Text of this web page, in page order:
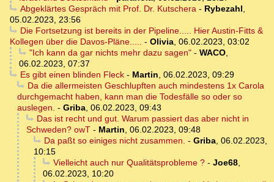
Abgeklärtes Gespräch mit Prof. Dr. Kutschera- Rybezahl,
05.02.2023, 23:56
Die Fortsetzung ist bereits in der Pipeline..... Hier Austin-Fitts &
Kollegen über die Davos-Pläne..... - Olivia, 06.02.2023, 03:02
"Ich kann da gar nichts mehr dazu sagen"- WACO,
06.02.2023, 07:37
Es gibt einen blinden Fleck- Martin, 06.02.2023, 09:29
Da die allermeisten Geschlupften auch mindestens 1x Carola
durchgemacht haben, kann man die Todesfälle so oder so
auslegen. - Griba, 06.02.2023, 09:43
Das ist recht und gut. Warum passiert das aber nicht in
Schweden? owT - Martin, 06.02.2023, 09:48
Da paßt so einiges nicht zusammen. - Griba, 06.02.2023,
10:15
Vielleicht auch nur Qualitätsprobleme ?- Joe68,
06.02.2023, 10:20